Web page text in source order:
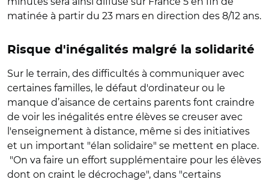
matinée à partir du 23 mars en direction des 8/12 ans.
Risque d'inégalités malgré la solidarité
Sur le terrain, des difficultés à communiquer avec
certaines familles, le défaut d'ordinateur ou le
manque d’aisance de certains parents font craindre
de voir les inégalités entre élèves se creuser avec
l'enseignement à distance, même si des initiatives
et un important "élan solidaire" se mettent en place.
"On va faire un effort supplémentaire pour les élèves
dont on craint le décrochage", dans "certains